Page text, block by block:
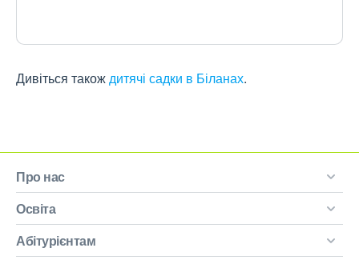
Дивіться такождитячі садки в Біланах.
Про нас
Освіта
Абітурієнтам